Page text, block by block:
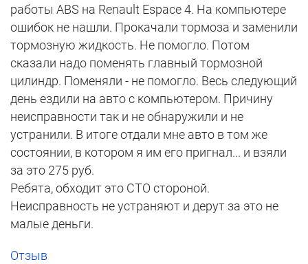
работы ABS на Renault Espace 4. На компьютере
ошибок не нашли. Прокачали тормоза и заменили
тормозную жидкость. Не помогло. Потом
сказали надо поменять главный тормозной
цилиндр. Поменяли - не помогло. Весь следующий
день ездили на авто с компьютером. Причину
неисправности так и не обнаружили и не
устранили. В итоге отдали мне авто в том же
состоянии, в котором я им его пригнал... и взяли
за это 275 руб.
Ребята, обходит это СТО стороной.
Неисправность не устраняют и дерут за это не
малые деньги.
Отзыв